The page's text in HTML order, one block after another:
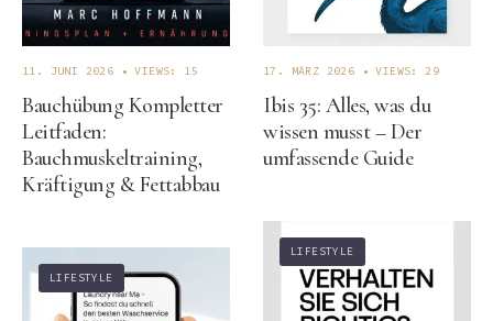
11. JUNI 2026 •VIEWS: 15
Bauchübung Kompletter
Leitfaden:
Bauchmuskeltraining,
Kräftigung & Fettabbau
17. MÄRZ 2026 •VIEWS: 29
Ibis 35: Alles, was du
wissen musst – Der
umfassende Guide
LIFESTYLE
LIFESTYLE